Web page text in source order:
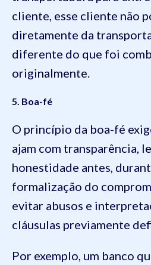
cliente, esse cliente não
diretamente da
diferente do que foi
originalmente.
5. Boa-fé
O princípio da boa-fé
ajam com transparência,
honestidade antes,
formalização do
evitar abusos e
cláusulas previamente
Por exemplo, um banco